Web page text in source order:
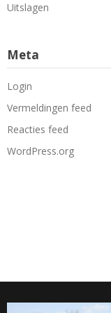
Uitslagen
Meta
Login
Vermeldingen feed
Reacties feed
WordPress.org